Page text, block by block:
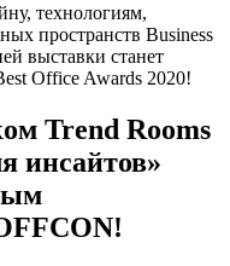
технологиям,
пространств Business
выставки станет
Office Awards 2020!
Trend Rooms
инсайтов»